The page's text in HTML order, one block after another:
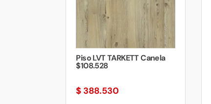
Piso LVT TARKETT Canela
$108.528
$ 388.530